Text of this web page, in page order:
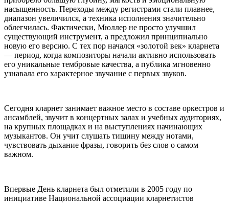
насыщенность. Переходы между регистрами стали плавнее,
диапазон увеличился, а техника исполнения значительно
облегчилась. Фактически, Мюллер не просто улучшил
существующий инструмент, а предложил принципиально
новую его версию. С тех пор начался «золотой век» кларнета
— период, когда композиторы начали активно использовать
его уникальные тембровые качества, а публика мгновенно
узнавала его характерное звучание с первых звуков.
Сегодня кларнет занимает важное место в составе оркестров и
ансамблей, звучит в концертных залах и учебных аудиториях,
на крупных площадках и на выступлениях начинающих
музыкантов. Он учит слушать тишину между нотами,
чувствовать дыхание фразы, говорить без слов о самом
важном.
Впервые День кларнета был отметили в 2005 году по
инициативе Национальной ассоциации кларнетистов